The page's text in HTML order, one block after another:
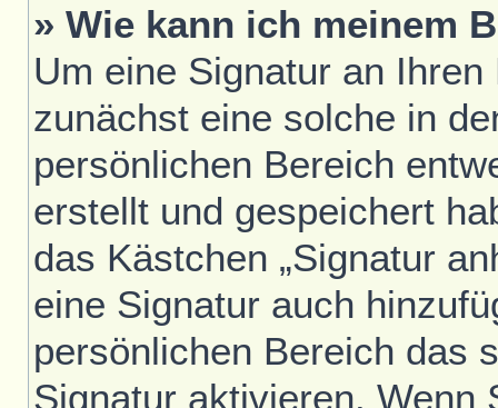
» Wie kann ich meinem
Um eine Signatur an
zunächst eine solche in
persönlichen Bereich
erstellt und gespeichert
das Kästchen „Signatur
eine Signatur auch
persönlichen Bereich das
Signatur aktivieren. Wenn